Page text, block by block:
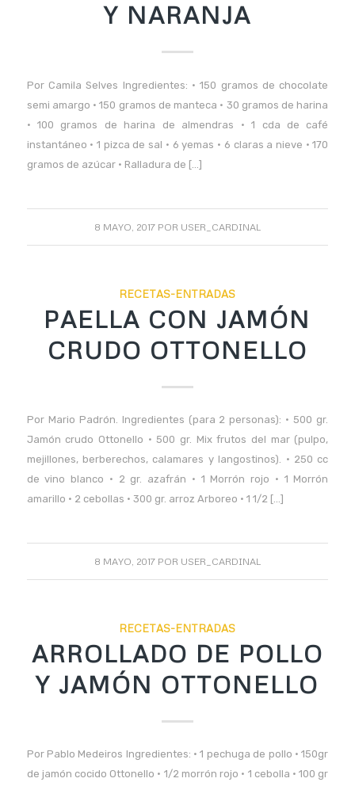
Y NARANJA
Por Camila Selves Ingredientes: • 150 gramos de chocolate
semi amargo • 150 gramos de manteca • 30 gramos de harina
• 100 gramos de harina de almendras • 1 cda de café
instantáneo • 1 pizca de sal • 6 yemas • 6 claras a nieve • 170
gramos de azúcar • Ralladura de […]
8 MAYO, 2017 POR USER_CARDINAL
RECETAS-ENTRADAS
PAELLA CON JAMÓN
CRUDO OTTONELLO
Por Mario Padrón. Ingredientes (para 2 personas): • 500 gr.
Jamón crudo Ottonello • 500 gr. Mix frutos del mar (pulpo,
mejillones, berberechos, calamares y langostinos). • 250 cc
de vino blanco • 2 gr. azafrán • 1 Morrón rojo • 1 Morrón
amarillo • 2 cebollas • 300 gr. arroz Arboreo • 1 1/2 […]
8 MAYO, 2017 POR USER_CARDINAL
RECETAS-ENTRADAS
ARROLLADO DE POLLO
Y JAMÓN OTTONELLO
Por Pablo Medeiros Ingredientes: • 1 pechuga de pollo • 150gr
de jamón cocido Ottonello • 1/2 morrón rojo • 1 cebolla • 100 gr